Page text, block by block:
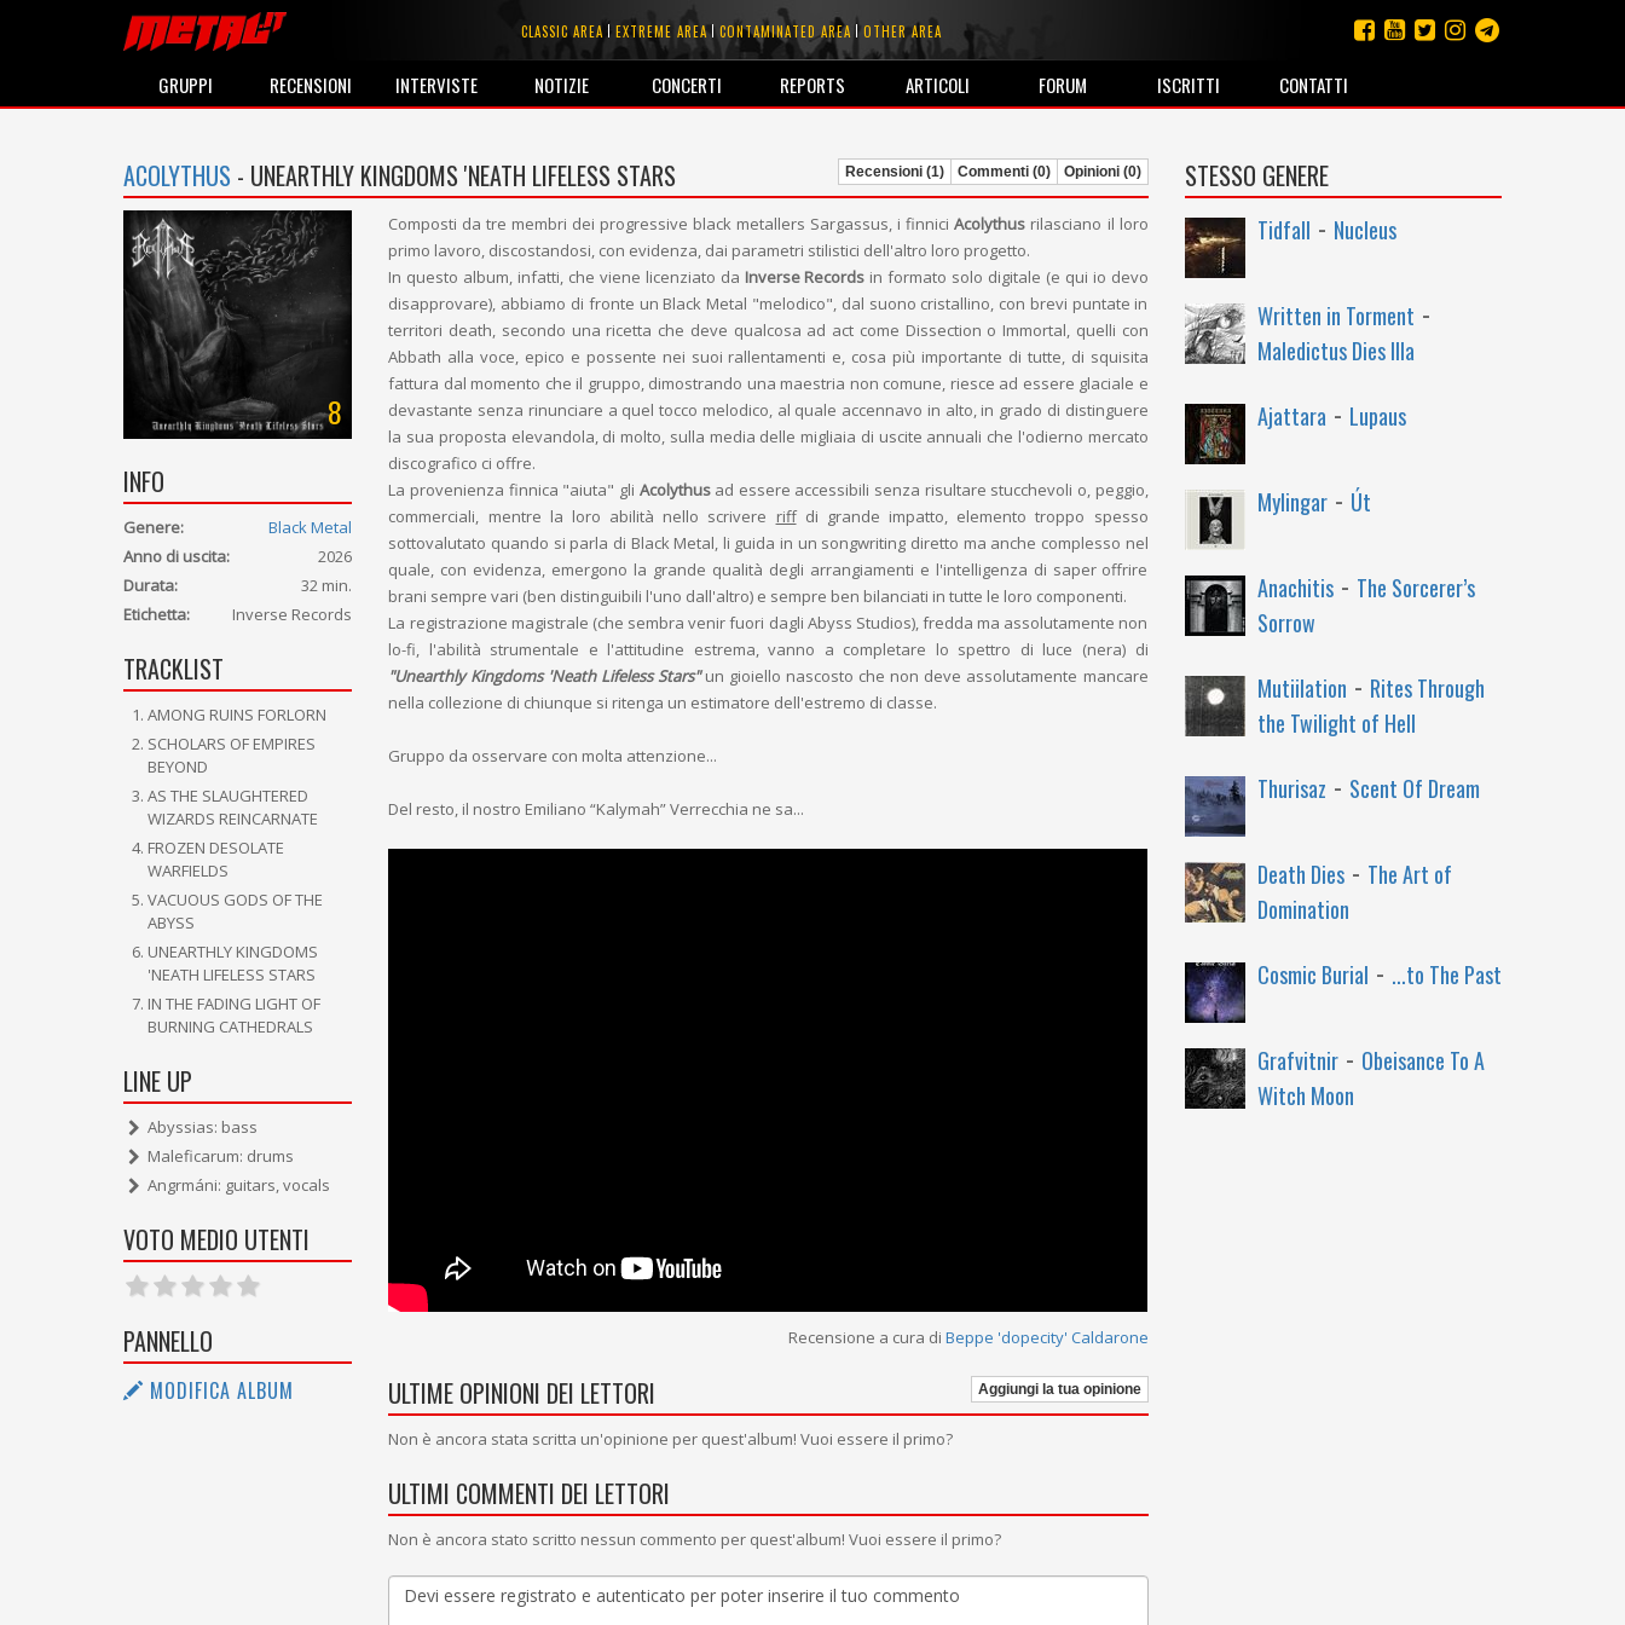
CLASSIC AREA EXTREME AREA CONTAMINATED AREA OTHER AREA
GRUPPI RECENSIONI INTERVISTE NOTIZIE CONCERTI REPORTS ARTICOLI FORUM ISCRITTI CONTATTI
ACOLYTHUS - UNEARTHLY KINGDOMS 'NEATH LIFELESS STARS Recensioni (1) Commenti (0) Opinioni (0)
8
INFO
Genere:
Black Metal
Anno di uscita:
2026
Durata:
32 min.
Etichetta:
Inverse Records
TRACKLIST
AMONG RUINS FORLORN
SCHOLARS OF EMPIRES
BEYOND
AS THE SLAUGHTERED
WIZARDS REINCARNATE
FROZEN DESOLATE
WARFIELDS
VACUOUS GODS OF THE
ABYSS
UNEARTHLY KINGDOMS
'NEATH LIFELESS STARS
IN THE FADING LIGHT OF
BURNING CATHEDRALS
LINE UP
Abyssias: bass
Maleficarum: drums
Angrmáni: guitars, vocals
VOTO MEDIO UTENTI
PANNELLO
MODIFICA ALBUM
Composti da tre membri dei progressive black metallers Sargassus, i finniciAcolythus rilasciano il loro
primo lavoro, discostandosi, con evidenza, dai parametri stilistici dell'altro loro progetto.
In questo album, infatti, che viene licenziato da Inverse Records in formato solo digitale (e qui io devo
disapprovare), abbiamo di fronte un Black Metal "melodico", dal suono cristallino, con brevi puntate in
territori death, secondo una ricetta che deve qualcosa ad act come Dissection o Immortal, quelli con
Abbath alla voce, epico e possente nei suoi rallentamenti e, cosa più importante di tutte, di squisita
fattura dal momento che il gruppo, dimostrando una maestria non comune, riesce ad essere glaciale e
devastante senza rinunciare a quel tocco melodico, al quale accennavo in alto, in grado di distinguere
la sua proposta elevandola, di molto, sulla media delle migliaia di uscite annuali che l'odierno mercato
discografico ci offre.
La provenienza finnica "aiuta" gli Acolythusad essere accessibili senza risultare stucchevoli o, peggio,
commerciali, mentre la loro abilità nello scrivere riffdi grande impatto, elemento troppo spesso
sottovalutato quando si parla di Black Metal, li guida in un songwriting diretto ma anche complesso nel
quale, con evidenza, emergono la grande qualità degli arrangiamenti e l'intelligenza di saper offrire
brani sempre vari (ben distinguibili l'uno dall'altro) e sempre ben bilanciati in tutte le loro componenti.
La registrazione magistrale (che sembra venir fuori dagli Abyss Studios), fredda ma assolutamente non
lo-fi, l'abilità strumentale e l'attitudine estrema, vanno a completare lo spettro di luce (nera) di
"Unearthly Kingdoms 'Neath Lifeless Stars"un gioiello nascosto che non deve assolutamente mancare
nella collezione di chiunque si ritenga un estimatore dell'estremo di classe.
Gruppo da osservare con molta attenzione...
Del resto, il nostro Emiliano “Kalymah” Verrecchia ne sa...
Recensione a cura di Beppe 'dopecity' Caldarone
ULTIME OPINIONI DEI LETTORI Aggiungi la tua opinione
Non è ancora stata scritta un'opinione per quest'album! Vuoi essere il primo?
ULTIMI COMMENTI DEI LETTORI
Non è ancora stato scritto nessun commento per quest'album! Vuoi essere il primo?
STESSO GENERE
Tidfall - Nucleus
Written in Torment -
Maledictus Dies Illa
Ajattara - Lupaus
Mylingar- Út
Anachitis- The Sorcerer’s
Sorrow
Mutiilation - Rites Through
the Twilight of Hell
Thurisaz - Scent Of Dream
Death Dies- The Art of
Domination
Cosmic Burial - ...to The Past
Grafvitnir- Obeisance To A
Witch Moon